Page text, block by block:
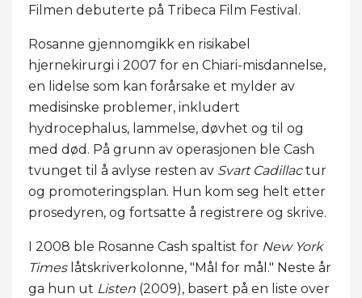
Filmen debuterte på Tribeca Film Festival.
Rosanne gjennomgikk en risikabel
hjernekirurgi i 2007 for en Chiari-misdannelse,
en lidelse som kan forårsake et mylder av
medisinske problemer, inkludert
hydrocephalus, lammelse, døvhet og til og
med død. På grunn av operasjonen ble Cash
tvunget til å avlyse resten av Svart Cadillactur
og promoteringsplan. Hun kom seg helt etter
prosedyren, og fortsatte å registrere og skrive.
I 2008 ble Rosanne Cash spaltist for New York
Timeslåtskriverkolonne, "Mål for mål." Neste år
ga hun ut Listen (2009), basert på en liste over